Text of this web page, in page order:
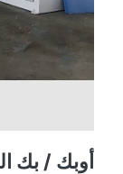
أوبك / بك